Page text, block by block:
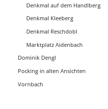
Denkmal auf dem Handlberg
Denkmal Kleeberg
Denkmal Reschdobl
Marktplatz Aidenbach
Dominik Dengl
Pocking in alten Ansichten
Vornbach